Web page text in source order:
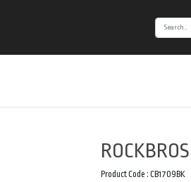
Product Code : CB1709BK